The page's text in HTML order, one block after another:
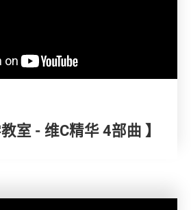
室 - 维C精华 4部曲 】